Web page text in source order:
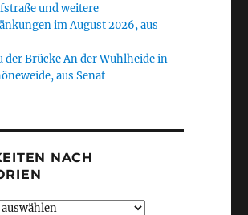
und weitere
im August 2026, aus
der Brücke An der Wuhlheide in
aus Senat
NACH